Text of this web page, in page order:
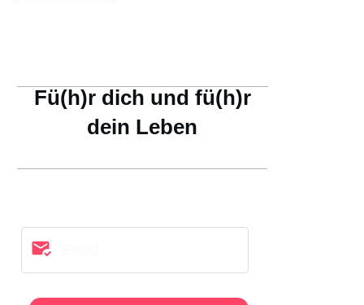
Fü(h)r dich und fü(h)r
dein Leben